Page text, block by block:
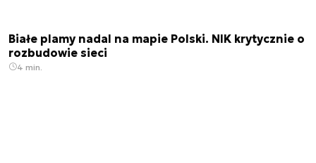
Białe plamy nadal na mapie Polski. NIK krytycznie o
rozbudowie sieci
4 min.